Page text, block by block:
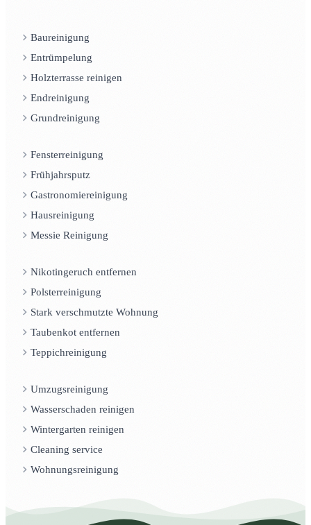
Baureinigung
Entrümpelung
Holzterrasse reinigen
Endreinigung
Grundreinigung
Fensterreinigung
Frühjahrsputz
Gastronomiereinigung
Hausreinigung
Messie Reinigung
Nikotingeruch entfernen
Polsterreinigung
Stark verschmutzte Wohnung
Taubenkot entfernen
Teppichreinigung
Umzugsreinigung
Wasserschaden reinigen
Wintergarten reinigen
Cleaning service
Wohnungsreinigung